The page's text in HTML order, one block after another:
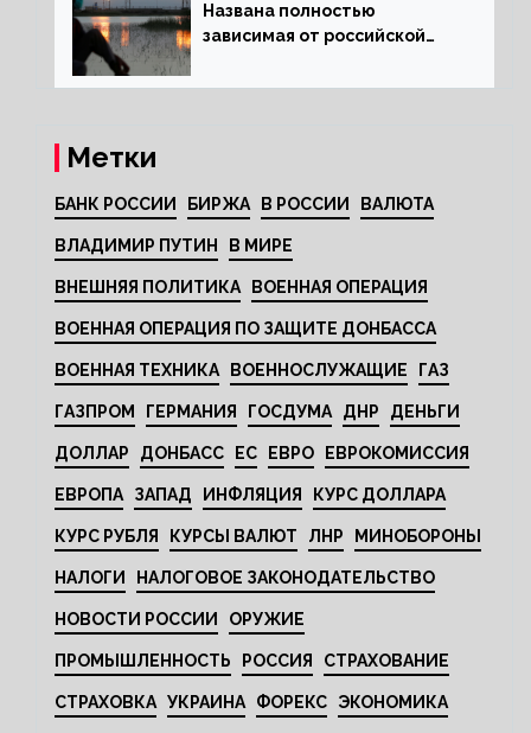
Названа полностью
зависимая от российской
Метки
БАНК РОССИИ БИРЖА В РОССИИ ВАЛЮТА
ВЛАДИМИР ПУТИН В МИРЕ
ВНЕШНЯЯ ПОЛИТИКА ВОЕННАЯ ОПЕРАЦИЯ
ВОЕННАЯ ОПЕРАЦИЯ ПО ЗАЩИТЕ ДОНБАССА
ВОЕННАЯ ТЕХНИКА ВОЕННОСЛУЖАЩИЕ ГАЗ
ГАЗПРОМ ГЕРМАНИЯ ГОСДУМА ДНР ДЕНЬГИ
ДОЛЛАР ДОНБАСС ЕС ЕВРО ЕВРОКОМИССИЯ
ЕВРОПА ЗАПАД ИНФЛЯЦИЯ КУРС ДОЛЛАРА
КУРС РУБЛЯ КУРСЫ ВАЛЮТ ЛНР МИНОБОРОНЫ
НАЛОГИ НАЛОГОВОЕ ЗАКОНОДАТЕЛЬСТВО
НОВОСТИ РОССИИ ОРУЖИЕ
ПРОМЫШЛЕННОСТЬ РОССИЯ СТРАХОВАНИЕ
СТРАХОВКА УКРАИНА ФОРЕКС ЭКОНОМИКА